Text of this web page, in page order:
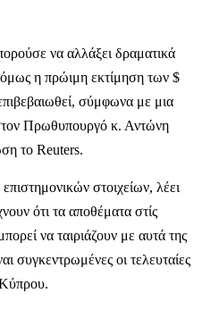
να αλλάξει δραματικά
η πρώιμη εκτίμηση των $
σύμφωνα με μια
Πρωθυπουργό κ. Αντώνη
το Reuters.
στοιχείων, λέει
ότι τα αποθέματα στίς
να ταιριάζουν με αυτά της
συγκεντρωμένες οι τελευταίες
Κύπρου.